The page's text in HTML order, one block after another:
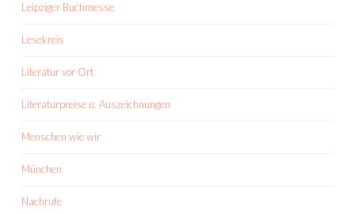
Leipziger Buchmesse
Lesekreis
Literatur vor Ort
Literaturpreise u. Auszeichnungen
Menschen wie wir
München
Nachrufe